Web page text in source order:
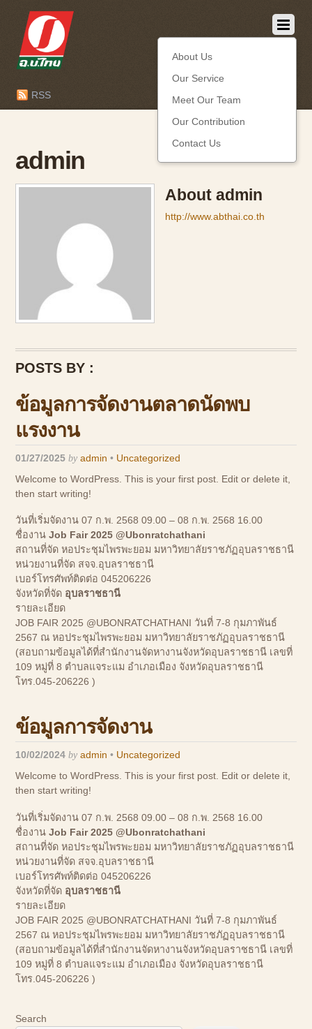
About Us
Our Service
Meet Our Team
Our Contribution
Contact Us
RSS
admin
Aboutadmin
http://www.abthai.co.th
POSTS BY :
ข้อมูลการจัดงานตลาดนัดพบ
แรงงาน
01/27/2025 by admin • Uncategorized
Welcome to WordPress. This is your first post. Edit or delete it,
then start writing!
วันที่เริ่มจัดงาน07 ก.พ. 2568 09.00 –08 ก.พ. 2568 16.00
ชื่องานJob Fair 2025 @Ubonratchathani
สถานที่จัดหอประชุมไพรพะยอม มหาวิทยาลัยราชภัฏอุบลราชธานี
หน่วยงานที่จัด สจจ.อุบลราชธานี
เบอร์โทรศัพท์ติดต่อ045206226
จังหวัดที่จัด อุบลราชธานี
รายละเอียด
JOB FAIR 2025 @UBONRATCHATHANI วันที่ 7-8 กุมภาพันธ์
2567 ณ หอประชุมไพรพะยอม มหาวิทยาลัยราชภัฏอุบลราชธานี
(สอบถามข้อมูลได้ที่สำนักงานจัดหางานจังหวัดอุบลราชธานี เลขที่
109 หมู่ที่ 8 ตำบลแจระแม อำเภอเมือง จังหวัดอุบลราชธานี
โทร.045-206226 )
ข้อมูลการจัดงาน
10/02/2024 by admin • Uncategorized
Welcome to WordPress. This is your first post. Edit or delete it,
then start writing!
วันที่เริ่มจัดงาน07 ก.พ. 2568 09.00 –08 ก.พ. 2568 16.00
ชื่องานJob Fair 2025 @Ubonratchathani
สถานที่จัดหอประชุมไพรพะยอม มหาวิทยาลัยราชภัฏอุบลราชธานี
หน่วยงานที่จัด สจจ.อุบลราชธานี
เบอร์โทรศัพท์ติดต่อ045206226
จังหวัดที่จัด อุบลราชธานี
รายละเอียด
JOB FAIR 2025 @UBONRATCHATHANI วันที่ 7-8 กุมภาพันธ์
2567 ณ หอประชุมไพรพะยอม มหาวิทยาลัยราชภัฏอุบลราชธานี
(สอบถามข้อมูลได้ที่สำนักงานจัดหางานจังหวัดอุบลราชธานี เลขที่
109 หมู่ที่ 8 ตำบลแจระแม อำเภอเมือง จังหวัดอุบลราชธานี
โทร.045-206226 )
Search